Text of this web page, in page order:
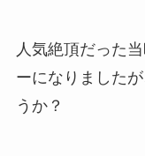
人気絶頂だった
ーになりました
うか？